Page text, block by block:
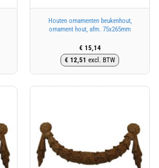
Houten ornamenten beukenhout,
ornament hout, afm. 75x265mm
€ 15,14
€ 12,51 excl. BTW